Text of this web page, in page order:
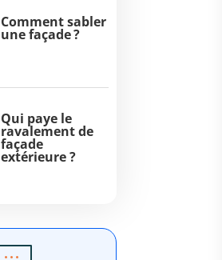
Comment sabler
une façade ?
Qui paye le
ravalement de
façade
extérieure ?